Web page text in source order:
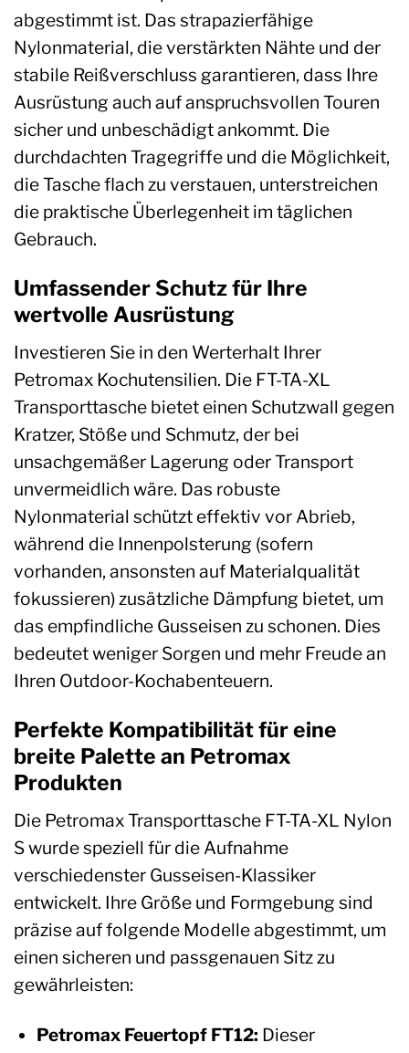
abgestimmt ist. Das strapazierfähige
Nylonmaterial, die verstärkten Nähte und der
stabile Reißverschluss garantieren, dass Ihre
Ausrüstung auch auf anspruchsvollen Touren
sicher und unbeschädigt ankommt. Die
durchdachten Tragegriffe und die Möglichkeit,
die Tasche flach zu verstauen, unterstreichen
die praktische Überlegenheit im täglichen
Gebrauch.
Umfassender Schutz für Ihre
wertvolle Ausrüstung
Investieren Sie in den Werterhalt Ihrer
Petromax Kochutensilien. Die FT-TA-XL
Transporttasche bietet einen Schutzwall gegen
Kratzer, Stöße und Schmutz, der bei
unsachgemäßer Lagerung oder Transport
unvermeidlich wäre. Das robuste
Nylonmaterial schützt effektiv vor Abrieb,
während die Innenpolsterung (sofern
vorhanden, ansonsten auf Materialqualität
fokussieren) zusätzliche Dämpfung bietet, um
das empfindliche Gusseisen zu schonen. Dies
bedeutet weniger Sorgen und mehr Freude an
Ihren Outdoor-Kochabenteuern.
Perfekte Kompatibilität für eine
breite Palette an Petromax
Produkten
Die Petromax Transporttasche FT-TA-XL Nylon
S wurde speziell für die Aufnahme
verschiedenster Gusseisen-Klassiker
entwickelt. Ihre Größe und Formgebung sind
präzise auf folgende Modelle abgestimmt, um
einen sicheren und passgenauen Sitz zu
gewährleisten:
Petromax Feuertopf FT12: Dieser